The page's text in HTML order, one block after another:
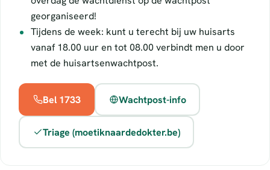
georganiseerd!
Tijdens de week: kunt u terecht bij uw huisarts
vanaf 18.00 uur en tot 08.00 verbindt men u door
met de huisartsenwachtpost.
Bel 1733 Wachtpost-info
Triage (moetiknaardedokter.be)